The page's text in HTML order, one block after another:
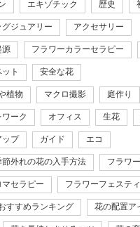
エキゾチック 歴史
グジュアリー アクセサリー
源 フラワーカラーセラピー
ット 安全な花
植物 マクロ撮影 庭作り
ワーク オフィス 生花
ップ ガイド エコ
節外れの花の入手方法 フラワ
マセラピー フラワーフェステ
すすめランキング 花の配置ア